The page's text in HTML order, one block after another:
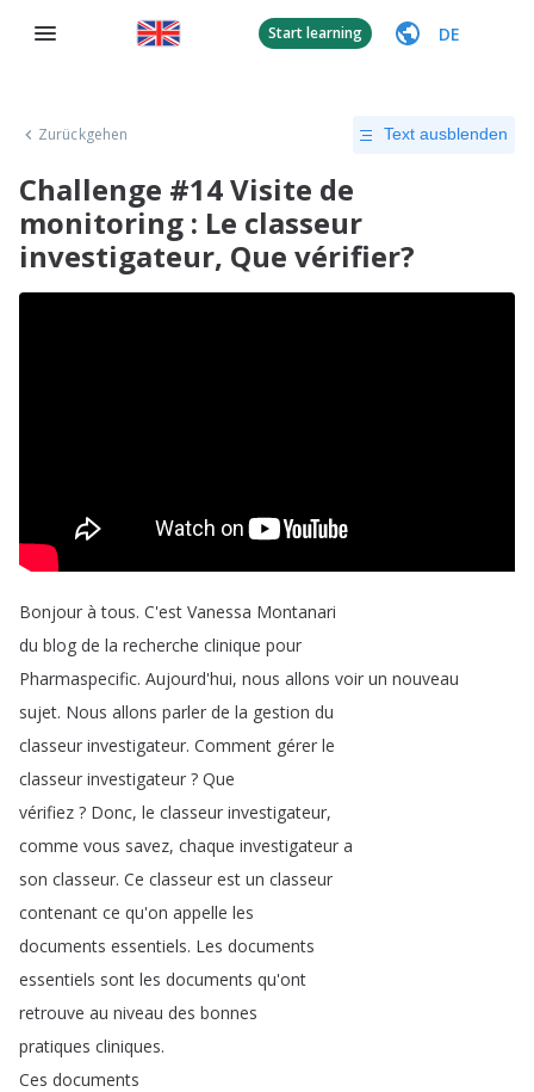
Start learning DE
Zurückgehen Text ausblenden
Challenge #14 Visite de
monitoring : Le classeur
investigateur, Que vérifier?
Bonjour à tous. C'est Vanessa Montanari
du blog de la recherche clinique pour
Pharmaspecific. Aujourd'hui, nous allons voir un nouveau
sujet. Nous allons parler de la gestion du
classeur investigateur. Comment gérer le
classeur investigateur ? Que
vérifiez ? Donc, le classeur investigateur,
comme vous savez, chaque investigateur a
son classeur. Ce classeur est un classeur
contenant ce qu'on appelle les
documents essentiels. Les documents
essentiels sont les documents qu'ont
retrouve au niveau des bonnes
pratiques cliniques.
Ces documents